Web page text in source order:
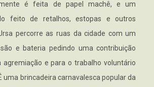
é feita de papel machê, e um
feito de retalhos, estopas e outros
percorre as ruas da cidade com um
e bateria pedindo uma contribuição
agremiação e para o trabalho voluntário
uma brincadeira carnavalesca popular da